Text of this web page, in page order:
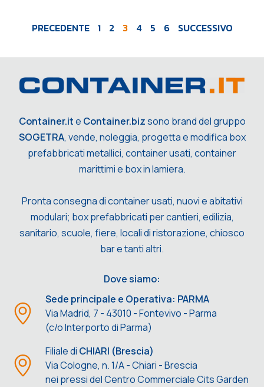
PRECEDENTE 1 2 3 4 5 6 SUCCESSIVO
Container.ite Container.bizsono brand del gruppo
SOGETRA, vende, noleggia, progetta e modifica box
prefabbricati metallici, container usati, container
marittimi e box in lamiera.
Pronta consegna di container usati, nuovi e abitativi
modulari; box prefabbricati per cantieri, edilizia,
sanitario, scuole, fiere, locali di ristorazione, chiosco
bar e tanti altri.
Dove siamo:
Sede principale e Operativa: PARMA
Via Madrid, 7 - 43010 - Fontevivo - Parma
(c/o Interporto di Parma)
Filiale di CHIARI (Brescia)
Via Cologne, n. 1/A - Chiari - Brescia
nei pressi del Centro Commerciale Cits Garden